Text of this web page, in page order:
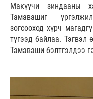
Макүүчи зиндааны
Тамавашиг
зогсооход хүрч
түгээд байлаа. Тэгвэл
Тамаваши бэлтгэлдээ